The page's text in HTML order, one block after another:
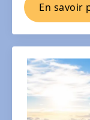
En savoir